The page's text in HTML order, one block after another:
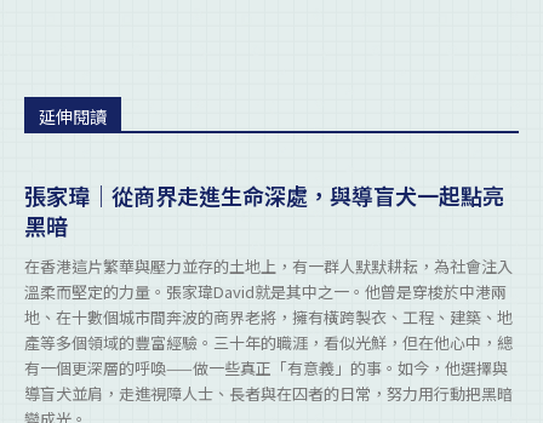
延伸閱讀
張家瑋｜從商界走進生命深處，與導盲犬一起點亮
黑暗
在香港這片繁華與壓力並存的土地上，有一群人默默耕耘，為社會注入
溫柔而堅定的力量。張家瑋David就是其中之一。他曾是穿梭於中港兩
地、在十數個城市間奔波的商界老將，擁有橫跨製衣、工程、建築、地
產等多個領域的豐富經驗。三十年的職涯，看似光鮮，但在他心中，總
有一個更深層的呼喚——做一些真正「有意義」的事。如今，他選擇與
導盲犬並肩，走進視障人士、長者與在囚者的日常，努力用行動把黑暗